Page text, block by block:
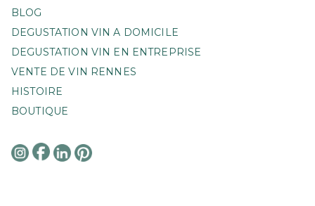
BLOG
DEGUSTATION VIN A DOMICILE
DEGUSTATION VIN EN ENTREPRISE
VENTE DE VIN RENNES
HISTOIRE
BOUTIQUE